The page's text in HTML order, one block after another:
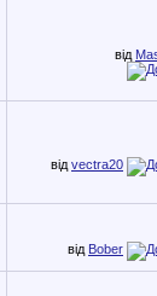
від
від vectra20
від Bober